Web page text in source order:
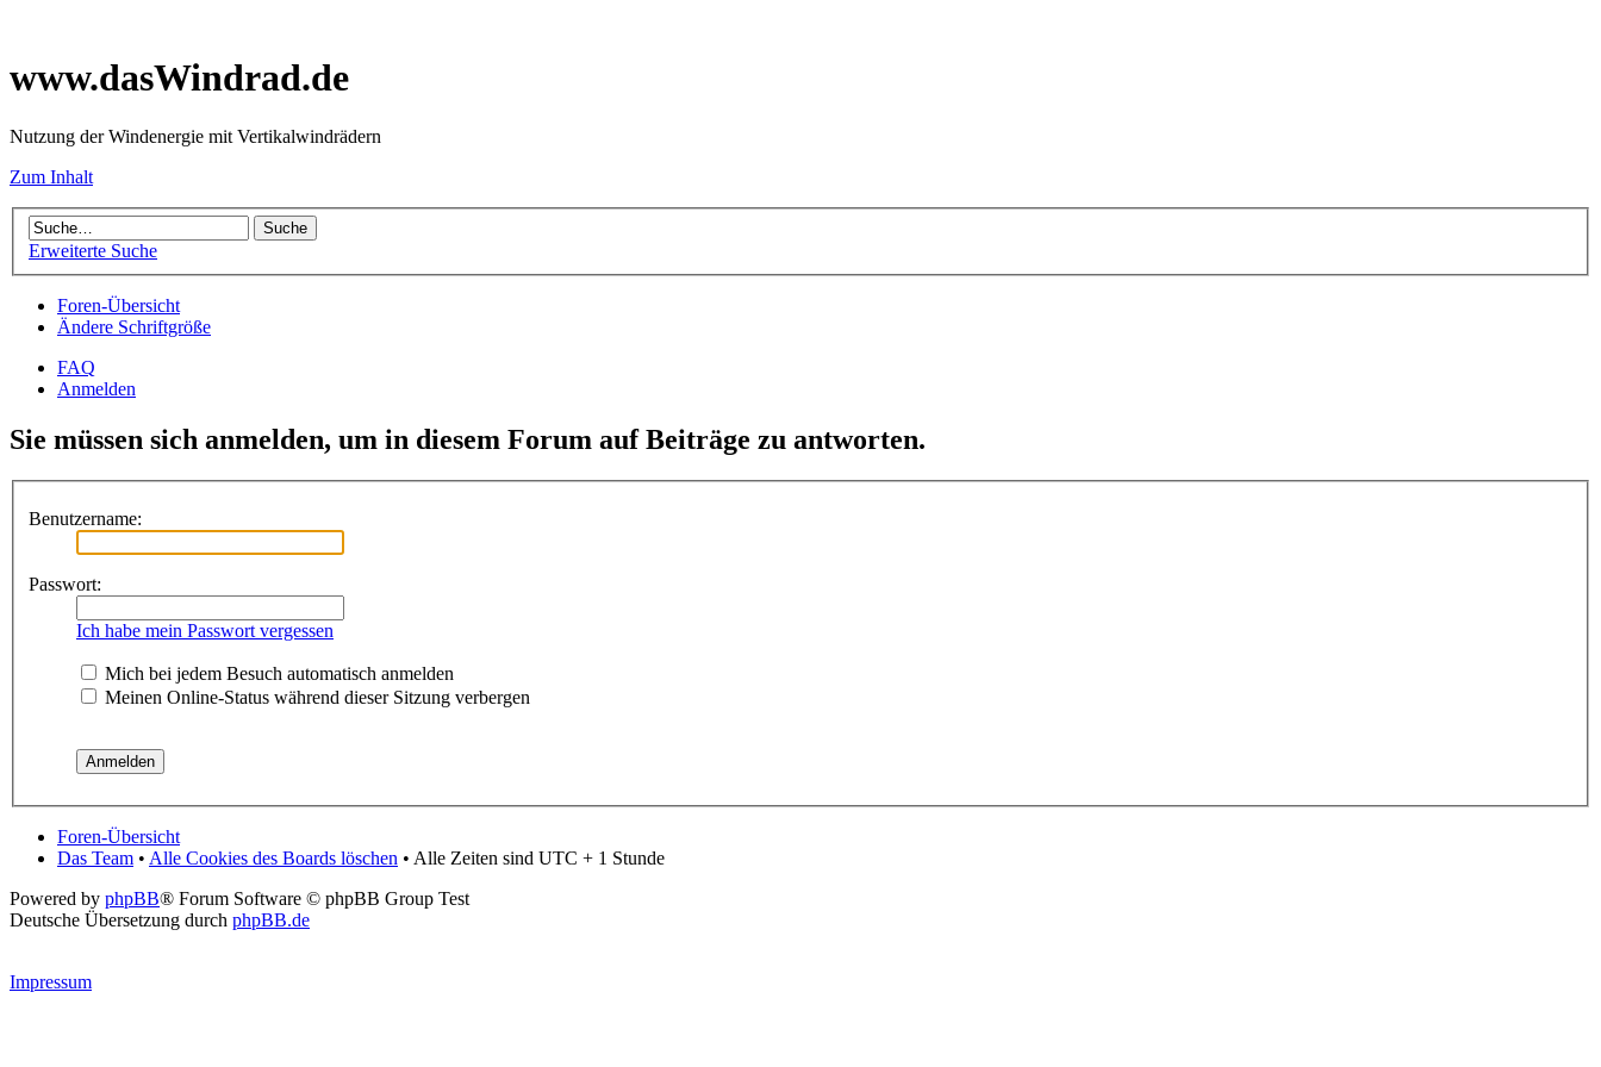
www.dasWindrad.de
Nutzung der Windenergie mit Vertikalwindrädern
Zum Inhalt
Erweiterte Suche
Foren-Übersicht
Ändere Schriftgröße
FAQ
Anmelden
Sie müssen sich anmelden, um in diesem Forum auf Beiträge zu antworten.
Benutzername:
Passwort:
Ich habe mein Passwort vergessen
Mich bei jedem Besuch automatisch anmelden
Meinen Online-Status während dieser Sitzung verbergen
Foren-Übersicht
Das Team • Alle Cookies des Boards löschen • Alle Zeiten sind UTC + 1 Stunde
Powered by phpBB® Forum Software © phpBB Group Test
Deutsche Übersetzung durch phpBB.de
Impressum